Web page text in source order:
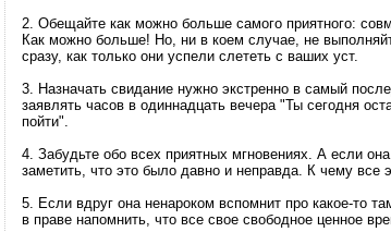
2. Обещайте как можно больше самого приятного:
Как можно больше! Но, ни в коем случае, не
сразу, как только они успели слететь с ваших уст.
3. Назначать свидание нужно экстренно в самый
заявлять часов в одиннадцать вечера "Ты сегодня
пойти".
4. Забудьте обо всех приятных мгновениях. А если
заметить, что это было давно и неправда. К чему все
5. Если вдруг она ненароком вспомнит про какое-то
в праве напомнить, что все свое свободное ценное